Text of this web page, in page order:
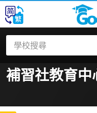
補習社教育中